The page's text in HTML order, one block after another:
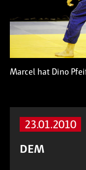
Marcel hat Dino
23.01.2010
DEM